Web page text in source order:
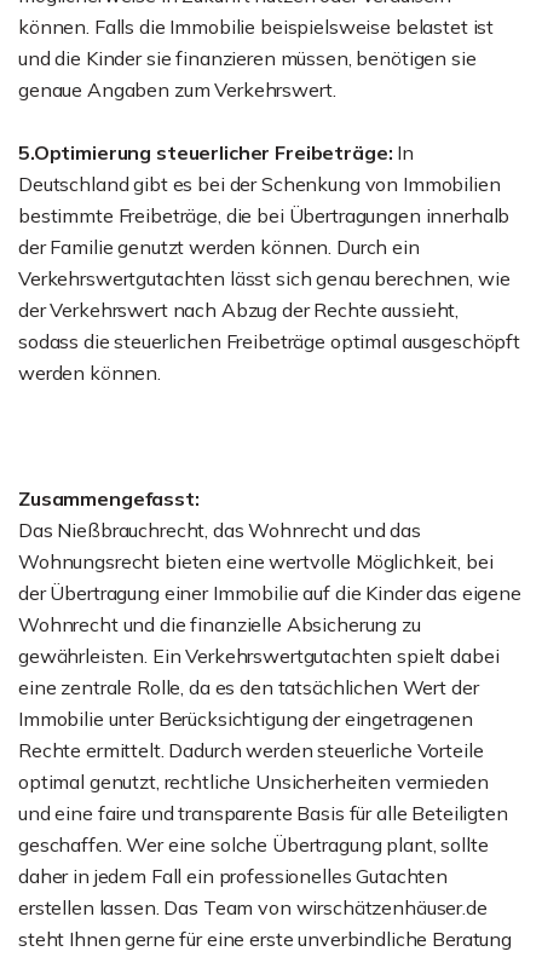
können. Falls die Immobilie beispielsweise belastet ist
und die Kinder sie finanzieren müssen, benötigen sie
genaue Angaben zum Verkehrswert.
5.Optimierung steuerlicher Freibeträge: In
Deutschland gibt es bei der Schenkung von Immobilien
bestimmte Freibeträge, die bei Übertragungen innerhalb
der Familie genutzt werden können. Durch ein
Verkehrswertgutachten lässt sich genau berechnen, wie
der Verkehrswert nach Abzug der Rechte aussieht,
sodass die steuerlichen Freibeträge optimal ausgeschöpft
werden können.
Zusammengefasst:
Das Nießbrauchrecht, das Wohnrecht und das
Wohnungsrecht bieten eine wertvolle Möglichkeit, bei
der Übertragung einer Immobilie auf die Kinder das eigene
Wohnrecht und die finanzielle Absicherung zu
gewährleisten. Ein Verkehrswertgutachten spielt dabei
eine zentrale Rolle, da es den tatsächlichen Wert der
Immobilie unter Berücksichtigung der eingetragenen
Rechte ermittelt. Dadurch werden steuerliche Vorteile
optimal genutzt, rechtliche Unsicherheiten vermieden
und eine faire und transparente Basis für alle Beteiligten
geschaffen. Wer eine solche Übertragung plant, sollte
daher in jedem Fall ein professionelles Gutachten
erstellen lassen. Das Team von wirschätzenhäuser.de
steht Ihnen gerne für eine erste unverbindliche Beratung